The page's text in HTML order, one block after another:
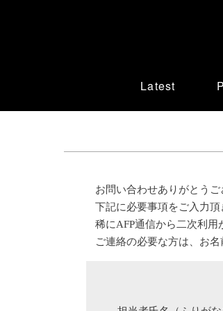
Latest
お問い合わせありがとうご
下記に必要事項をご入力
稀にAFP通信から二次利用
ご連絡の必要な方は、お